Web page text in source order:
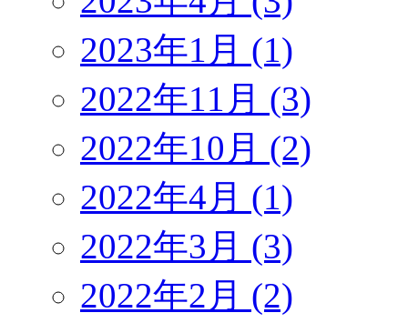
2023年1月 (1)
2022年11月 (3)
2022年10月 (2)
2022年4月 (1)
2022年3月 (3)
2022年2月 (2)